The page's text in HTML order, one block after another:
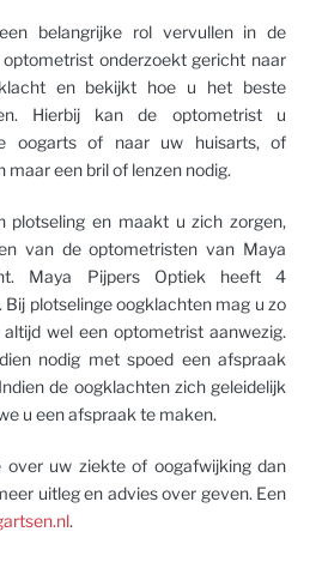
belangrijke rol vervullen in de
optometrist onderzoekt gericht naar
en bekijkt hoe u het beste
Hierbij kan de optometrist u
oogarts of naar uw huisarts, of
maar een bril of lenzen nodig.
plotseling en maakt u zich zorgen,
van de optometristen van Maya
Maya Pijpers Optiek heeft 4
plotselinge oogklachten mag u zo
wel een optometrist aanwezig.
nodig met spoed een afspraak
de oogklachten zich geleidelijk
u een afspraak te maken.
uw ziekte of oogafwijking dan
uitleg en advies over geven. Een
.